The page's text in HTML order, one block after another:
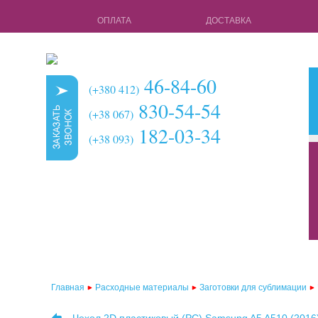
ОПЛАТА ДОСТАВКА
(+380 412) 46-84-60
(+38 067) 830-54-54
(+38 093) 182-03-34
чехлы для
Главная Расходные материалы Заготовки для сублимации